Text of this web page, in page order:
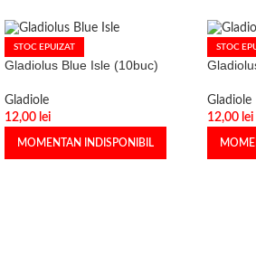
STOC EPUIZAT
Gladiolus Blue Isle (10buc)
Gladiole
12,00 lei
MOMENTAN INDISPONIBIL
STOC
Gladiole
12,00 lei